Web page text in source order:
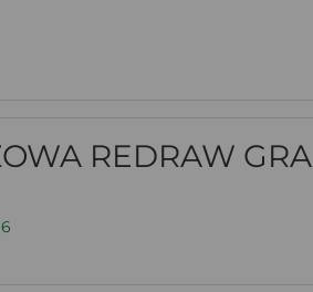
REDRAW GRA